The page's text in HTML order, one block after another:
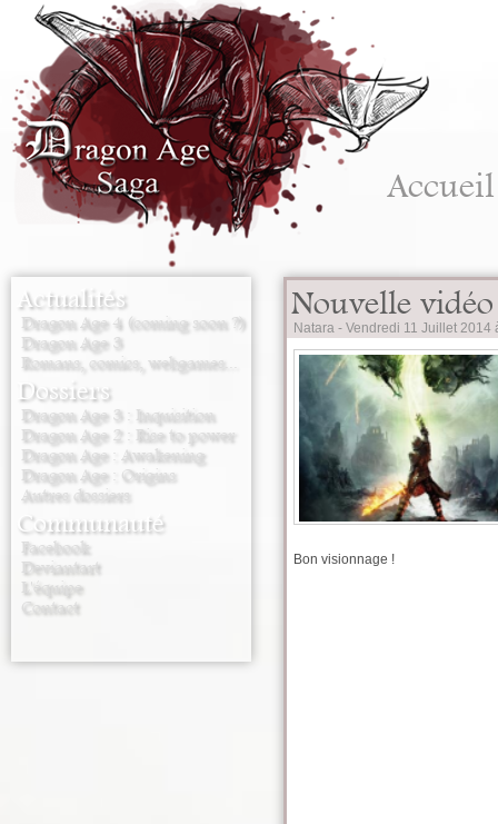
Accueil
Actualités
Dragon Age 4 (coming soon ?)
Dragon Age 3
Romans, comics, webgames...
Dossiers
Dragon Age 3 : Inquisition
Dragon Age 2 : Rise to power
Dragon Age : Awakening
Dragon Age : Origins
Autres dossiers
Communauté
Facebook
Deviantart
L'équipe
Contact
Nouvelle
Natara - Vendredi 11 Juillet 2014
Bon visionnage !